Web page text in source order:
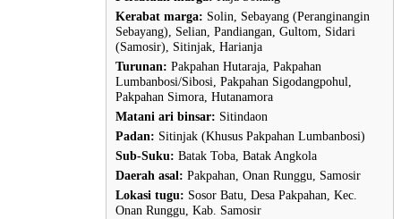
Kerabat marga: Solin, Sebayang (Peranginangin
Sebayang), Selian, Pandiangan, Gultom, Sidari
(Samosir), Sitinjak, Harianja
Turunan: Pakpahan Hutaraja, Pakpahan
Lumbanbosi/Sibosi, Pakpahan Sigodangpohul,
Pakpahan Simora, Hutanamora
Matani ari binsar: Sitindaon
Padan: Sitinjak (Khusus Pakpahan Lumbanbosi)
Sub-Suku: Batak Toba, Batak Angkola
Daerah asal: Pakpahan, Onan Runggu, Samosir
Lokasi tugu: Sosor Batu, Desa Pakpahan, Kec.
Onan Runggu, Kab. Samosir